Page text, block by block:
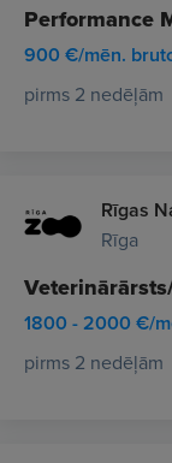
Performance
900 €/mēn.
pirms 2 nedēļām
Rīgas
Rīga
1800 - 2000 €/
pirms 2 nedēļām